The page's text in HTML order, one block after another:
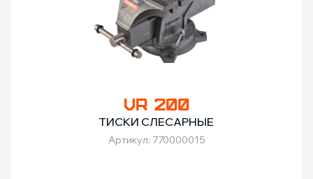
VR 200
ТИСКИ СЛЕСАРНЫЕ
Артикул: 770000015